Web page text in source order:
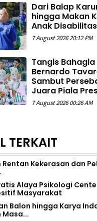
Dari Balap
hingga Makan
Anak
7 August 2026 20:12 PM
Tangis Bahagia
Bernardo
Sambut
Juara Piala
7 August 2026 00:26 AM
TERKAIT
Rentan Kekerasan dan
Alaya Psikologi
Masyarakat
Balon hingga Karya
Masa...